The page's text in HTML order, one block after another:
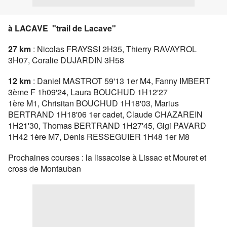
à LACAVE "trail de Lacave"
27 km : Nicolas FRAYSSI 2H35, Thierry RAVAYROL
3H07, Coralie DUJARDIN 3H58
12 km : Daniel MASTROT 59'13 1er M4, Fanny IMBERT
3ème F 1h09'24, Laura BOUCHUD 1H12'27
1ère M1, Chrisitan BOUCHUD 1H18'03, Marius
BERTRAND 1H18'06 1er cadet, Claude CHAZAREIN
1H21'30, Thomas BERTRAND 1H27'45, Gigi PAVARD
1H42 1ère M7, Denis RESSEGUIER 1H48 1er M8
Prochaines courses : la lissacoise à Lissac et Mouret et
cross de Montauban